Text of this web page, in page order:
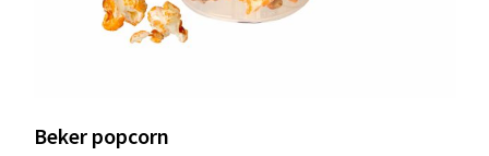
Beker popcorn